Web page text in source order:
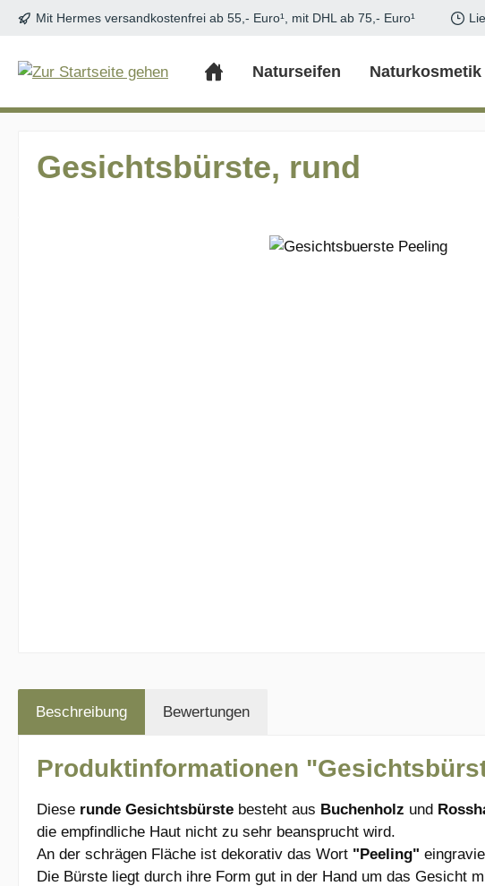
Hauptinhalt springen
Zur Suche springen
Zur Hauptnavigation springen
Mit Hermes versandkostenfrei ab 55,- Euro¹, mit DHL ab 75,- Euro¹
Naturseifen Naturkosmetik
Gesichtsbürste, rund
Beschreibung Bewertungen
Produktinformationen
Diese runde Gesichtsbürste besteht aus Buchenholz und
die empfindliche Haut nicht zu sehr beansprucht wird.
An der schrägen Fläche ist dekorativ das Wort "Peeling"
Die Bürste liegt durch ihre Form gut in der Hand um das Gesicht